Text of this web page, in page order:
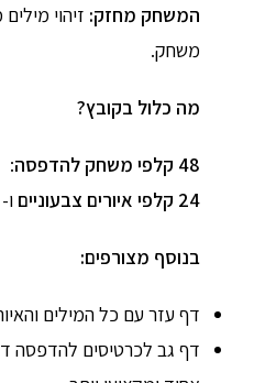
המשחק מחזק: זיהוי
משחק.
מה כלול בקובץ?
48 קלפי משחק להדפסה
:
24 קלפי איורים צבעוניים
בנוסף מצורפים:
דף עזר עם כל המילים
דף גב לכרטיסים להדפסה